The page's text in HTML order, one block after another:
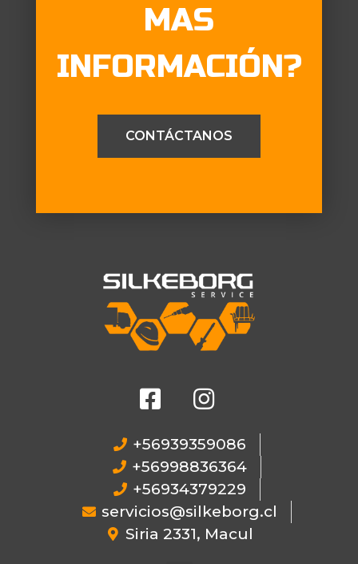
MAS
INFORMACIÓN?
CONTÁCTANOS
+56939359086
+56998836364
+56934379229
servicios@silkeborg.cl
Siria 2331, Macul